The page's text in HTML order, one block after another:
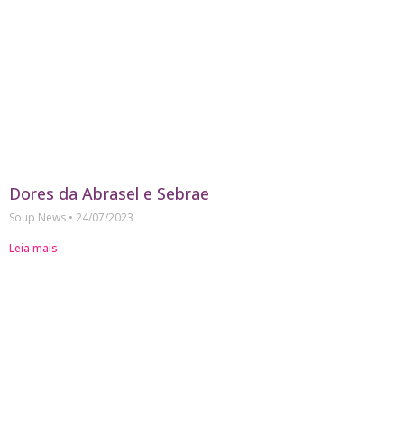
Dores da Abrasel e Sebrae
Soup News
24/07/2023
Leia mais